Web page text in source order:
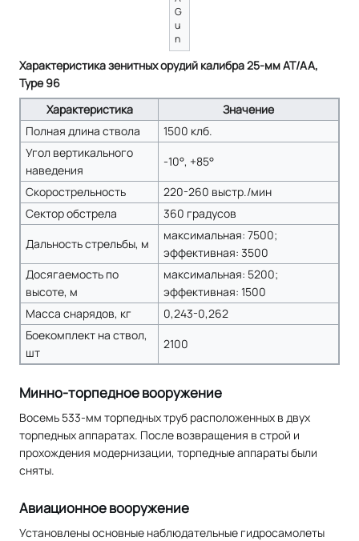
G
u
n
Характеристика зенитных орудий калибра 25-мм AT/AA,
Type 96
Характеристика
Значение
Полная длина ствола
1500 клб.
Угол вертикального
наведения
-10°, +85°
Скорострельность
220-260 выстр./мин
Сектор обстрела
360 градусов
Дальность стрельбы, м
максимальная: 7500;
эффективная: 3500
Досягаемость по
высоте, м
максимальная: 5200;
эффективная: 1500
Масса снарядов, кг
0,243-0,262
Боекомплект на ствол,
шт
2100
Минно-торпедное вооружение
Восемь 533-мм торпедных труб расположенных в двух
торпедных аппаратах. После возвращения в строй и
прохождения модернизации, торпедные аппараты были
сняты.
Авиационное вооружение
Установлены основные наблюдательные гидросамолеты